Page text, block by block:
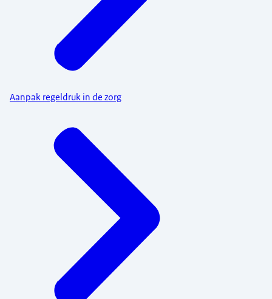
Aanpak regeldruk in de zorg